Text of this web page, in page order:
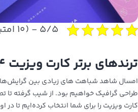
۵/۵ - (۱۰ امتیاز)
ترندهای برتر کارت ویزیت
امسال شاهد شباهت‌ های زیادی بین
طراحی گرافیک خواهیم بود. از شیب گرفته تا
کارت ویزیت را برای شما انتخاب کرده‌ایم تا